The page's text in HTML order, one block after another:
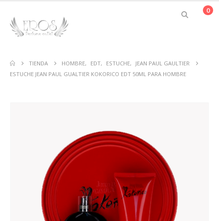
0
TIENDA HOMBRE, EDT, ESTUCHE,
JEAN PAUL GAULTIER
ESTUCHE JEAN PAUL GUALTIER KOKORICO EDT 50ML PARA HOMBRE